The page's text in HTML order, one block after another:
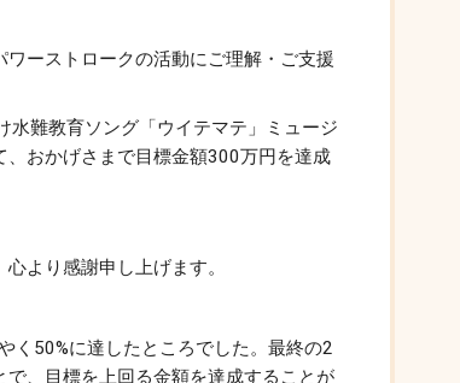
ーストロークの活動にご理解・ご支援
難教育ソング「ウイテマテ」ミュージ
おかげさまで目標金額300万円を達成
より感謝申し上げます。
く50%に達したところでした。最終の2
、目標を上回る金額を達成することが